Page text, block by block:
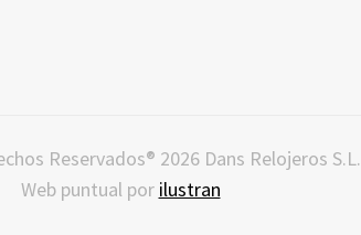
Reservados® 2026 Dans Relojeros S.L.
Web puntual por ilustran